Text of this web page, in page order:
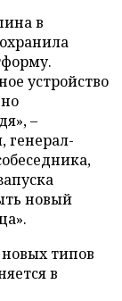
в
устройство
–
генерал-
новый
типов
в